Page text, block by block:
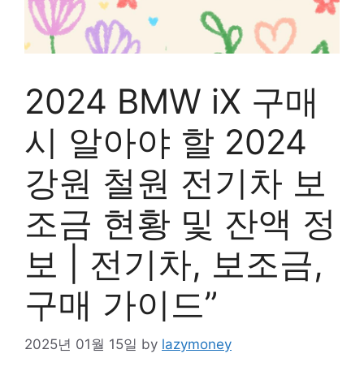
2024 BMW iX 구매
시 알아야 할 2024
강원 철원 전기차 보
조금 현황 및 잔액 정
보 | 전기차, 보조금,
구매 가이드”
2025년 01월 15일 by lazymoney